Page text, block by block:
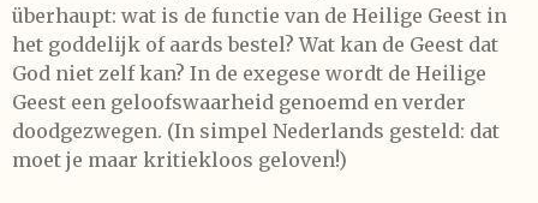
überhaupt: wat is de functie van de Heilige Geest in
het goddelijk of aards bestel? Wat kan de Geest dat
God niet zelf kan? In de exegese wordt de Heilige
Geest een geloofswaarheid genoemd en verder
doodgezwegen. (In simpel Nederlands gesteld: dat
moet je maar kritiekloos geloven!)